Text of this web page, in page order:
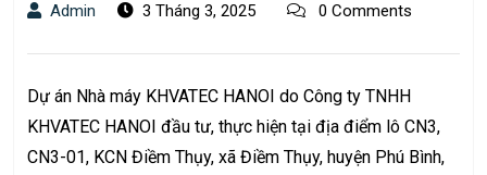
Admin 3 Tháng 3, 2025 0 Comments
Dự án Nhà máy KHVATEC HANOI do Công ty TNHH
KHVATEC HANOI đầu tư, thực hiện tại địa điểm lô CN3,
CN3-01, KCN Điềm Thụy, xã Điềm Thụy, huyện Phú Bình,